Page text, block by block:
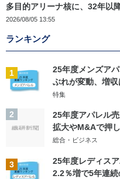
多目的アリーナ核に、32年以
2026/08/05 13:55
ランキング
1
25年度メンズア
ぶれが変動、増
特集
2
25年度アパレル
拡大やM&Aで押
総合・ビジネス
3
25年度レディス
2.2％増で5年連続